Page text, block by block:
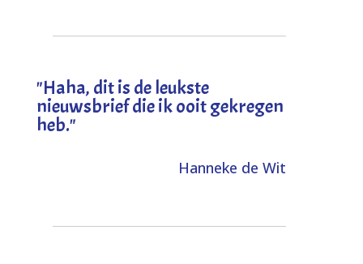
"Haha, dit is de leukste
nieuwsbrief die ik ooit gekregen
heb."
Hanneke de Wit